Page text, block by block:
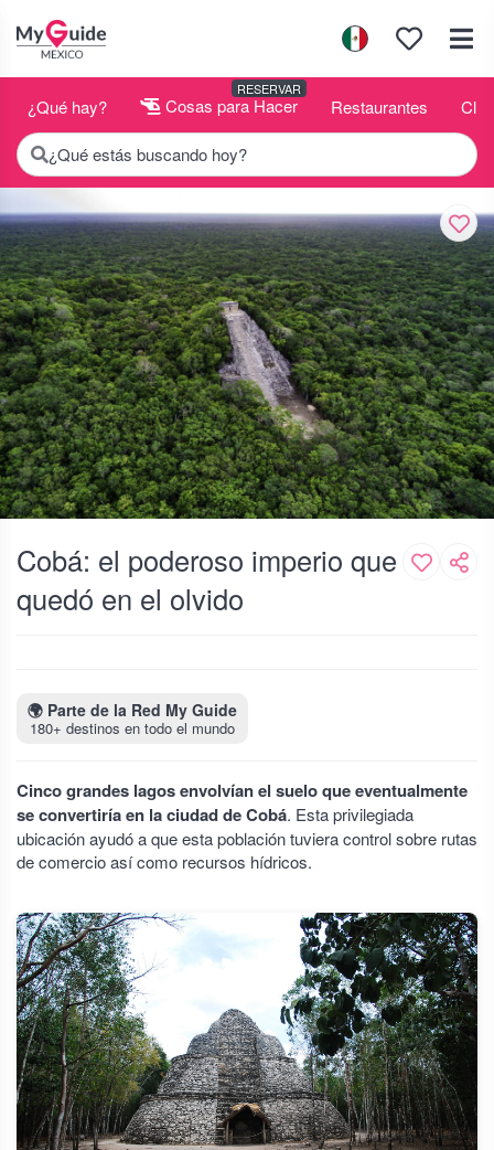
¿Qué hay? Cosas para Hacer
RESERVAR
Restaurantes
¿Qué estás buscando hoy?
Cobá: el poderoso imperio que
quedó en el olvido
🌍 Parte de la Red My Guide
180+ destinos en todo el mundo
Cinco grandes lagos envolvían el suelo que eventualmente
se convertiría en la ciudad de Cobá. Esta privilegiada
ubicación ayudó a que esta población tuviera control sobre rutas
de comercio así como recursos hídricos.